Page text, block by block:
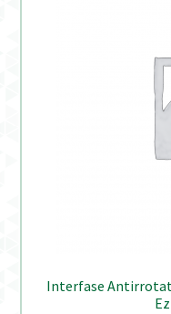
Interfase